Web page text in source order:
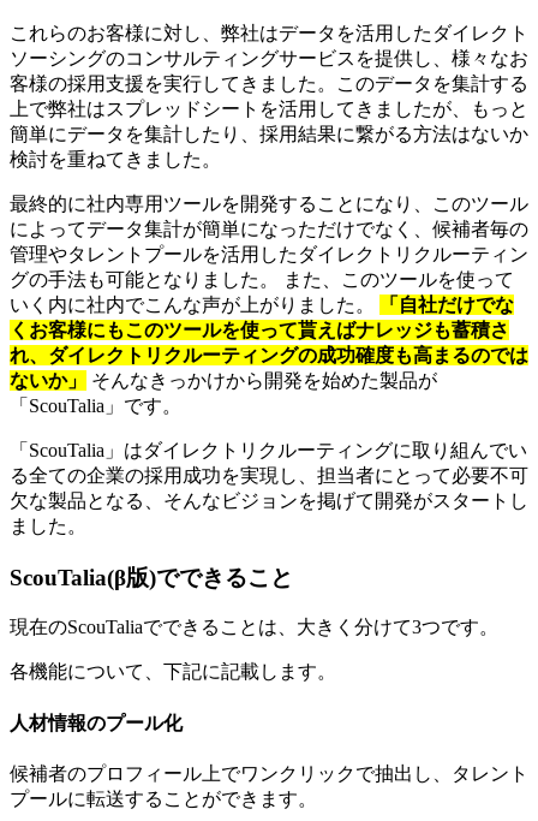
これらのお客様に対し、弊社はデータを活用したダイレクト
ソーシングのコンサルティングサービスを提供し、様々なお
客様の採用支援を実行してきました。このデータを集計する
上で弊社はスプレッドシートを活用してきましたが、もっと
簡単にデータを集計したり、採用結果に繋がる方法はないか
検討を重ねてきました。
最終的に社内専用ツールを開発することになり、このツール
によってデータ集計が簡単になっただけでなく、候補者毎の
管理やタレントプールを活用したダイレクトリクルーティン
グの手法も可能となりました。 また、このツールを使って
いく内に社内でこんな声が上がりました。
「自社だけでな
くお客様にもこのツールを使って貰えばナレッジも蓄積さ
れ、ダイレクトリクルーティングの成功確度も高まるのでは
ないか」
そんなきっかけから開発を始めた製品が
「ScouTalia」です。
「ScouTalia」はダイレクトリクルーティングに取り組んでい
る全ての企業の採用成功を実現し、担当者にとって必要不可
欠な製品となる、そんなビジョンを掲げて開発がスタートし
ました。
ScouTalia(β版)でできること
現在のScouTaliaでできることは、大きく分けて3つです。
各機能について、下記に記載します。
人材情報のプール化
候補者のプロフィール上でワンクリックで抽出し、タレント
プールに転送することができます。